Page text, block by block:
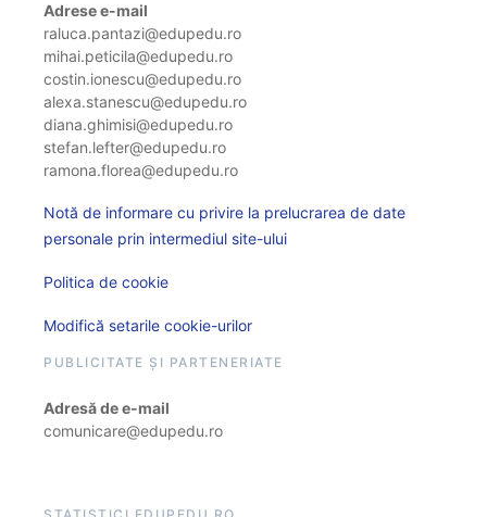
Adrese e-mail
raluca.pantazi@edupedu.ro
mihai.peticila@edupedu.ro
costin.ionescu@edupedu.ro
alexa.stanescu@edupedu.ro
diana.ghimisi@edupedu.ro
stefan.lefter@edupedu.ro
ramona.florea@edupedu.ro
Notă de informare cu privire la prelucrarea de date
personale prin intermediul site-ului
Politica de cookie
Modifică setarile cookie-urilor
PUBLICITATE ȘI PARTENERIATE
Adresă de e-mail
comunicare@edupedu.ro